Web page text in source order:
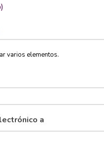
varios elementos.
a